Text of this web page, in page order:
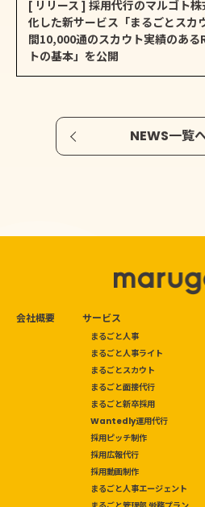
[ リリース ] 採用代行のマルゴト
化した新サービス「まるごとスカ
間10,000通のスカウト実績のある
トの基本」を公開
NEWS一覧
会社概要 サービス
まるごと人事
まるごと人事ライト
まるごとスカウト
まるごと面接代行
まるごと新卒採用
Wantedly運用代行
採用ピッチ制作
採用広報代行
採用動画制作
まるごと人事エージェント